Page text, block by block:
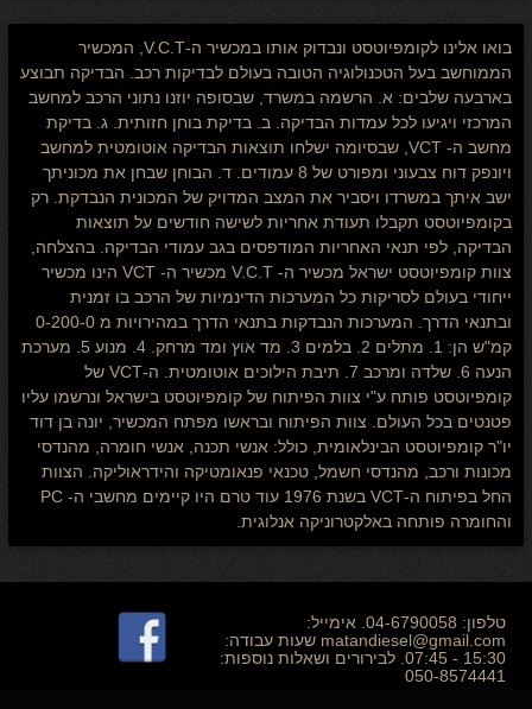
בואו אלינו לקומפיוטסט ונבדוק אותו במכשיר ה-V.C.T, המכשיר
הממוחשב בעל הטכנולוגיה הטובה בעולם לבדיקות רכב. הבדיקה תבוצע
בארבעה שלבים: א. הרשמה במשרד, שבסופה יוזנו נתוני הרכב למחשב
המרכזי ויגיעו לכל עמדות הבדיקה. ב. בדיקת בוחן חזותית. ג. בדיקת
מחשב ה- VCT, שבסיומה ישלחו תוצאות הבדיקה אוטומטית למחשב
ויונפק דוח צבעוני ומפורט של 8 עמודים. ד. הבוחן שבחן את מכוניתך
ישב איתך במשרדו ויסביר את המצב המדויק של המכונית הנבדקת. רק
בקומפיוטסט תקבלו תעודת אחריות לשישה חודשים על תוצאות
הבדיקה, לפי תנאי האחריות המודפסים בגב עמודי הבדיקה. בהצלחה,
צוות קומפיוטסט ישראל מכשיר ה- V.C.T מכשיר ה- VCT הינו מכשיר
ייחודי בעולם לסריקות כל המערכות הדינמיות של הרכב בו זמנית
ובתנאי הדרך. המערכות הנבדקות בתנאי הדרך במהירויות מ 0-200-0
קמ"ש הן: 1. מתלים 2. בלמים 3. מד אוץ ומד מרחק. 4. מנוע 5. מערכת
הנעה 6. שלדה ומרכב 7. תיבת הילוכים אוטומטית. ה-VCT של
קומפיוטסט פותח ע"י צוות הפיתוח של קומפיוטסט בישראל ונרשמו עליו
פטנטים בכל העולם. צוות הפיתוח ובראשו מפתח המכשיר, יונה בן דוד
יו"ר קומפיוטסט הבינלאומית, כולל: אנשי תכנה, אנשי חומרה, מהנדסי
מכונות ורכב, מהנדסי חשמל, טכנאי פנאומטיקה והידראוליקה. הצוות
החל בפיתוח ה-VCT בשנת 1976 עוד טרם היו קיימים מחשבי ה- PC
והחומרה פותחה באלקטרוניקה אנלוגית.
טלפון: 04-6790058. אימייל:
matandiesel@gmail.com שעות עבודה:
15:30 - 07:45. לבירורים ושאלות נוספות:
050-8574441